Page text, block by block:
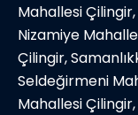
Mahallesi
Nizamiye
Çilingir,
Seldeğirmeni
Mahallesi